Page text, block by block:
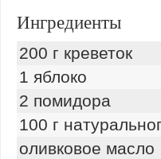
Ингредиенты
200 г креветок
1 яблоко
2 помидора
100 г
оливковое масло